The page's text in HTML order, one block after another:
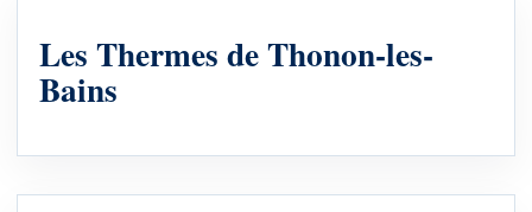
Les Thermes de Thonon-les-
Bains